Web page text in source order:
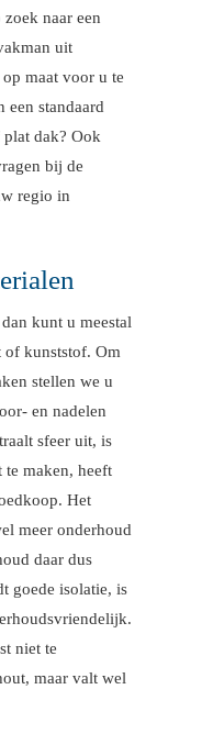
naar een
uit
maat voor u te
een standaard
dak? Ook
bij de
regio in
kunt u meestal
of kunststof. Om
stellen we u
en nadelen
sfeer uit, is
maken, heeft
Het
meer onderhoud
daar dus
goede isolatie, is
niet te
maar valt wel